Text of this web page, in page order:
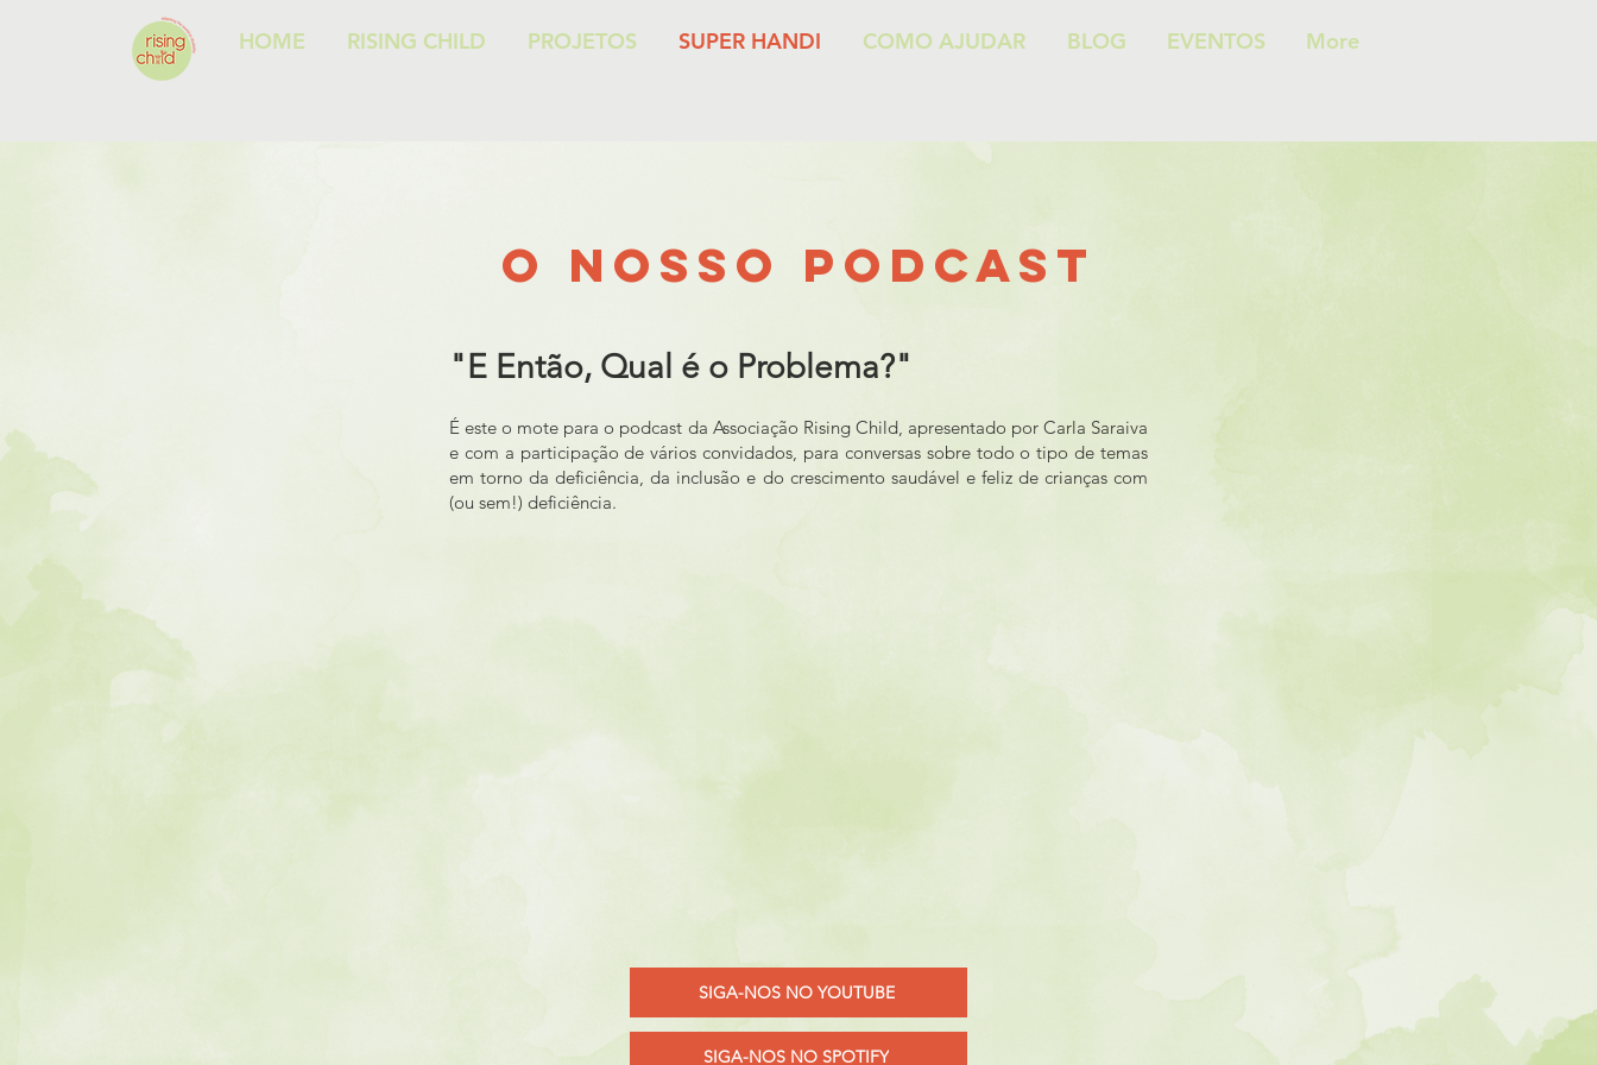
HOME RISING CHILD PROJETOS SUPER HANDI COMO AJUDAR BLOG EVENTOS More
O NOSSO PODCAST
"E Então, Qual é o Problema?"
​É este o mote para o podcast da Associação Rising Child, apresentado por Carla Saraiva
e com a participação de vários convidados, para conversas sobre todo o tipo de temas
em torno da deficiência, da inclusão e do crescimento saudável e feliz de crianças com
(ou sem!) deficiência.
SIGA-NOS NO YOUTUBE
SIGA-NOS NO SPOTIFY